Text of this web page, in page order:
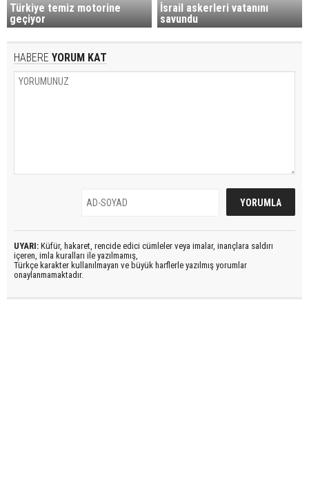
Türkiye temiz motorine
geçiyor
İsrail askerleri vatanını
savundu
HABERE YORUM KAT
UYARI: Küfür, hakaret, rencide edici cümleler veya imalar, inançlara saldırı
içeren, imla kuralları ile yazılmamış,
Türkçe karakter kullanılmayan ve büyük harflerle yazılmış yorumlar
onaylanmamaktadır.